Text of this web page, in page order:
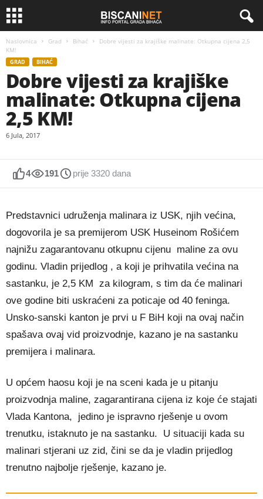
Naslovnica Grad Bihać
Dobre vijesti za krajiške malinate: Otkupna cijena 2,5
KM!
GRAD BIHAĆ
Dobre vijesti za krajiške
malinate: Otkupna cijena
2,5 KM!
6 Jula, 2017
4 191 prije 3320 dana
Predstavnici udruženja malinara iz USK, njih većina,
dogovorila je sa premijerom USK Huseinom Rošićem
najnižu zagarantovanu otkupnu cijenu maline za ovu
godinu. Vladin prijedlog , a koji je prihvatila većina na
sastanku, je 2,5 KM za kilogram, s tim da će malinari
ove godine biti uskraćeni za poticaje od 40 feninga.
Unsko-sanski kanton je prvi u F BiH koji na ovaj način
spašava ovaj vid proizvodnje, kazano je na sastanku
premijera i malinara.
U općem haosu koji je na sceni kada je u pitanju
proizvodnja maline, zagarantirana cijena iz koje će stajati
Vlada Kantona, jedino je ispravno rješenje u ovom
trenutku, istaknuto je na sastanku. U situaciji kada su
malinari stjerani uz zid, čini se da je vladin prijedlog
trenutno najbolje rješenje, kazano je.